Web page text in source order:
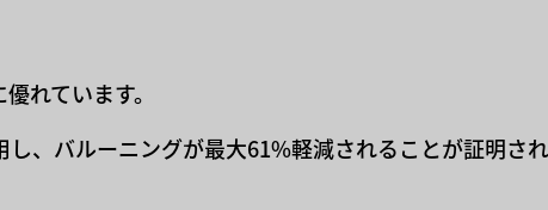
れています。
、バルーニングが最大61%軽減されることが証明され